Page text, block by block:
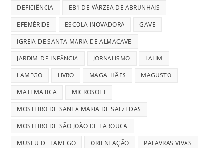
DEFICIÊNCIA EB1 DE VÁRZEA DE ABRUNHAIS
EFEMÉRIDE ESCOLA INOVADORA GAVE
IGREJA DE SANTA MARIA DE ALMACAVE
JARDIM-DE-INFÂNCIA JORNALISMO LALIM
LAMEGO LIVRO MAGALHÃES MAGUSTO
MATEMÁTICA MICROSOFT
MOSTEIRO DE SANTA MARIA DE SALZEDAS
MOSTEIRO DE SÃO JOÃO DE TAROUCA
MUSEU DE LAMEGO ORIENTAÇÃO PALAVRAS VIVAS